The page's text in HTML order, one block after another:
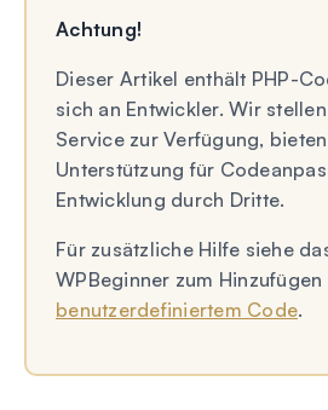
Achtung!
Dieser Artikel enthält PHP-
sich an Entwickler. Wir
Service zur Verfügung,
Unterstützung für
Entwicklung durch Dritte.
Für zusätzliche Hilfe siehe
WPBeginner zum Hinzufügen
benutzerdefiniertem Code.